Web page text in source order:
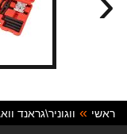
ראשי ווגוניר\גראנד